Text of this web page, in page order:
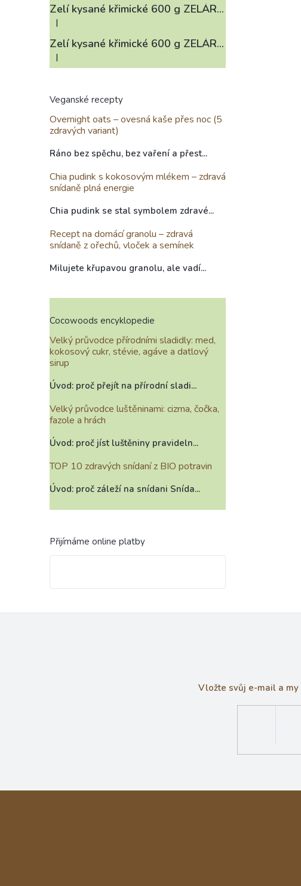
Zelí kysané křimické 600 g ZELÁRNA LOBKOWICZ
Hodnocení produktu je 3 z 5 hvězdiček.
|
Zelí kysané křimické 600 g ZELÁRNA LOBKOWICZ
Hodnocení produktu je 4 z 5 hvězdiček.
|
Veganské recepty
Overnight oats – ovesná kaše přes noc (5
zdravých variant)
Ráno bez spěchu, bez vaření a přest...
Chia pudink s kokosovým mlékem – zdravá
snídaně plná energie
Chia pudink se stal symbolem zdravé...
Recept na domácí granolu – zdravá
snídaně z ořechů, vloček a semínek
Milujete křupavou granolu, ale vadí...
Cocowoods encyklopedie
Velký průvodce přírodními sladidly: med,
kokosový cukr, stévie, agáve a datlový
sirup
Úvod: proč přejít na přírodní sladi...
Velký průvodce luštěninami: cizrna, čočka,
fazole a hrách
Úvod: proč jíst luštěniny pravideln...
TOP 10 zdravých snídaní z BIO potravin
Úvod: proč záleží na snídani Snída...
Přijímáme online platby
Vložte svůj e-mail a my